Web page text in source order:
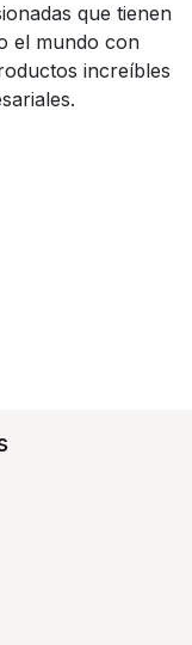
que tienen
el mundo con
increíbles